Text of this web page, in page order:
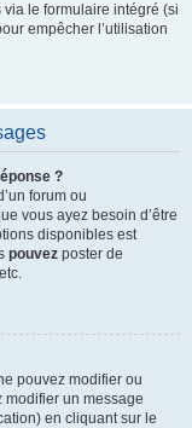
le formulaire intégré (si
empêcher l’utilisation
?
forum ou
vous ayez besoin d’être
disponibles est
pouvez poster de
pouvez modifier ou
modifier un message
en cliquant sur le